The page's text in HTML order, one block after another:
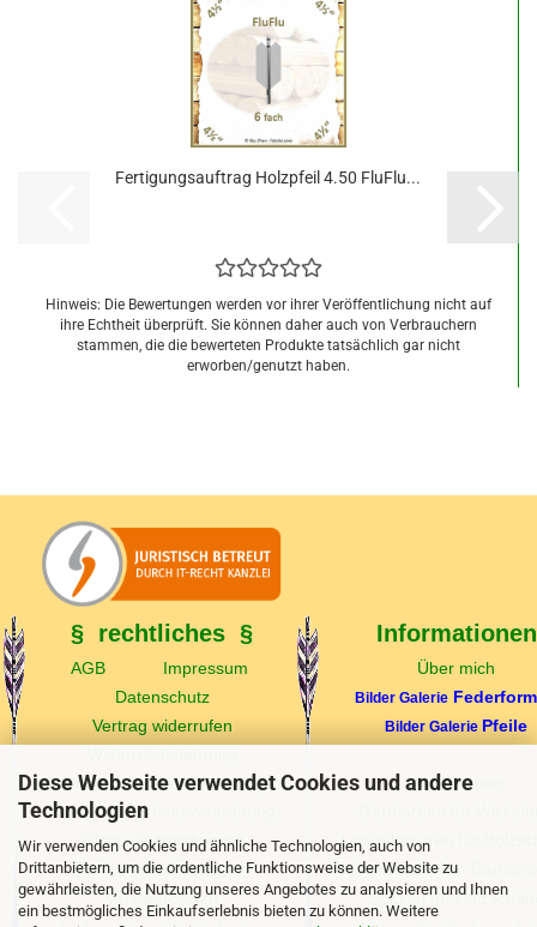
Diese Webseite verwendet Cookies und andere
Technologien
Wir verwenden Cookies und ähnliche Technologien, auch von
Drittanbietern, um die ordentliche Funktionsweise der Website zu
gewährleisten, die Nutzung unseres Angebotes zu analysieren und Ihnen
ein bestmögliches Einkaufserlebnis bieten zu können. Weitere
Fertigungsauftrag Holzpfeil 4.50 FluFlu...
Hinweis: Die Bewertungen werden vor ihrer Veröffentlichung nicht auf
ihre Echtheit überprüft. Sie können daher auch von Verbrauchern
stammen, die die bewerteten Produkte tatsächlich gar nicht
erworben/genutzt haben.
§ rechtliches § Informationen
AGB Impressum
Über mich
Datenschutz
Bilder Galerie
Vertrag widerrufen
Bilder Galerie Pfeile
Echtheit v. Kundenbewertungen
Federfarben
Produktsicherheitsverordnung
Bildquellennachweise
Lacke/Lasuren für
Zahlungsbedingungen
Spinewerttabellen
Versandkosten
Spitzen für